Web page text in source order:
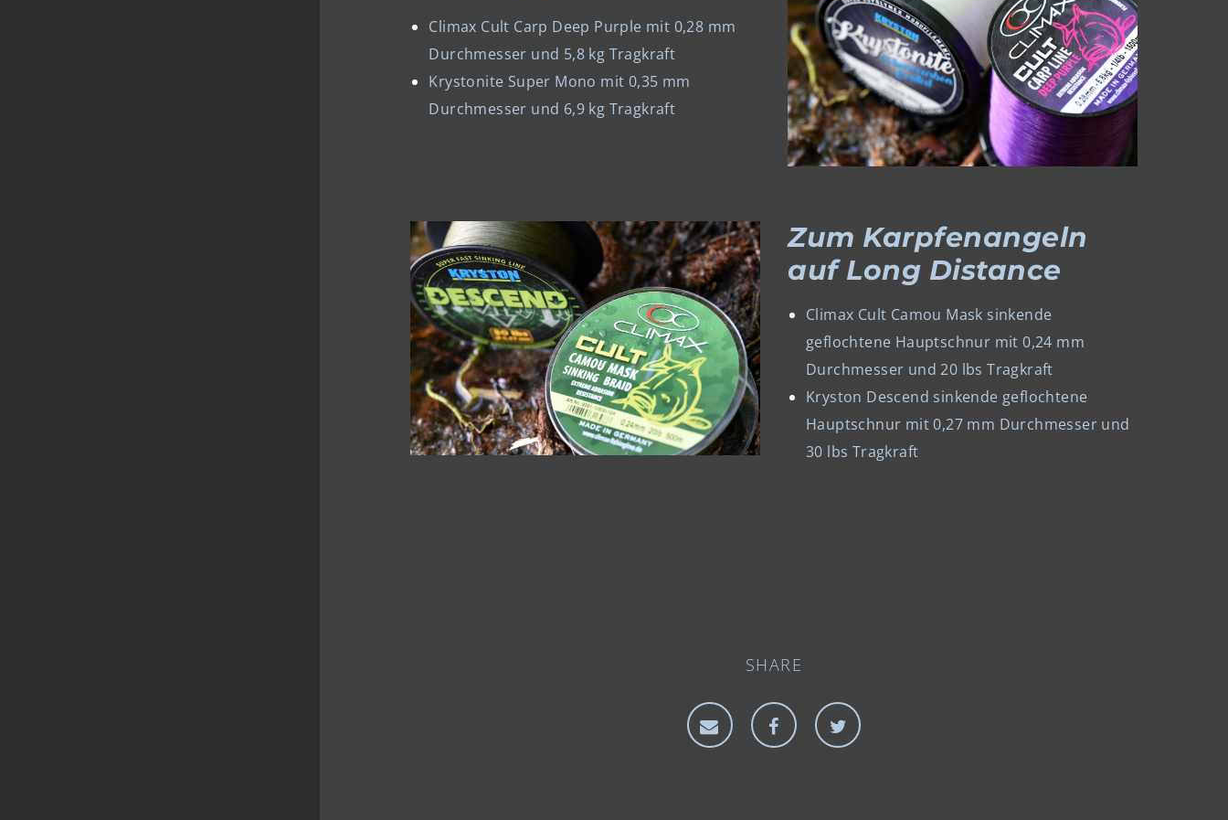
Climax Cult Carp Deep Purple mit 0,28 mm
Durchmesser und 5,8 kg Tragkraft
Krystonite Super Mono mit 0,35 mm
Durchmesser und 6,9 kg Tragkraft
Zum Karpfenangeln
auf Long Distance
Climax Cult Camou Mask sinkende
geflochtene Hauptschnur mit 0,24 mm
Durchmesser und 20 lbs Tragkraft
Kryston Descend sinkende geflochtene
Hauptschnur mit 0,27 mm Durchmesser und
30 lbs Tragkraft
SHARE